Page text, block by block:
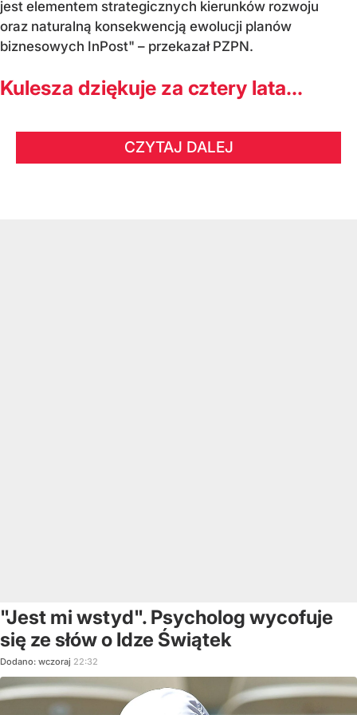
jest elementem strategicznych kierunków rozwoju
oraz naturalną konsekwencją ewolucji planów
biznesowych InPost" – przekazał PZPN.
Kulesza dziękuje za cztery lata...
CZYTAJ DALEJ
"Jest mi wstyd". Psycholog wycofuje
się ze słów o Idze Świątek
Dodano: wczoraj 22:32